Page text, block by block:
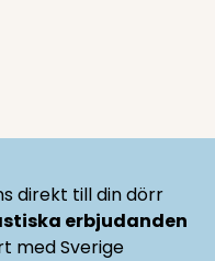
direkt till din dörr
erbjudanden
med Sverige